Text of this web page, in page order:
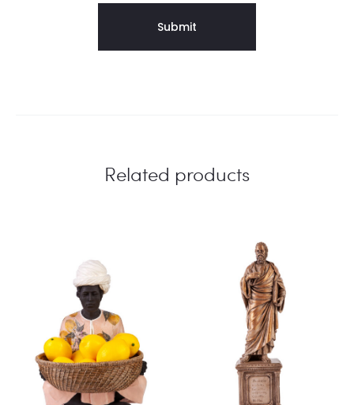
Related products